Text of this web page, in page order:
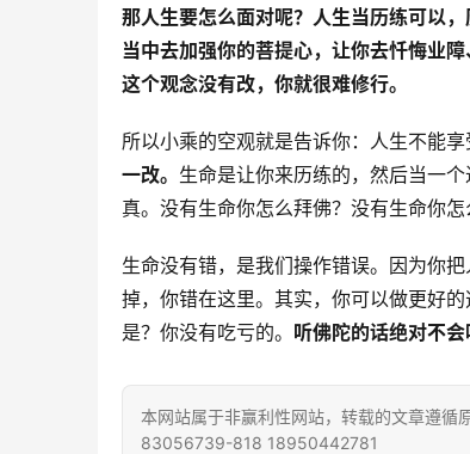
那人生要怎么面对呢？人生当历练可以
当中去加强你的菩提心，让你去忏悔业
这个观念没有改，你就很难修行。
所以小乘的空观就是告诉你：人生不能享
一改。 生命是让你来历练的，然后当一
真。没有生命你怎么拜佛？没有生命你
生命没有错，是我们操作错误。因为你
掉，你错在这里。其实，你可以做更好
是？你没有吃亏的。 听佛陀的话绝对不会
本网站属于非赢利性网站，转载的文章遵
83056739-818 18950442781